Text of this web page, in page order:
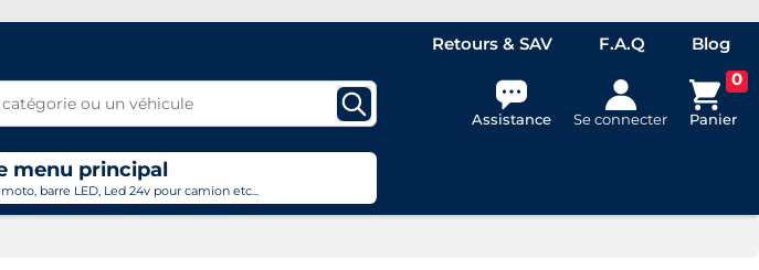
Retours & SAV F.A.Q Blog
Assistance Se connecter
0
Panier
menu principal
barre LED, Led 24v pour camion etc...